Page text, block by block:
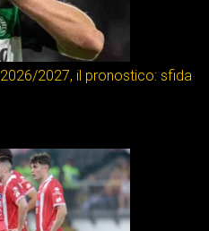
2027, il pronostico: sfida